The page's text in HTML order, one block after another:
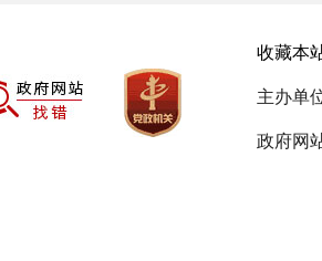
收藏本
主办单
政府网